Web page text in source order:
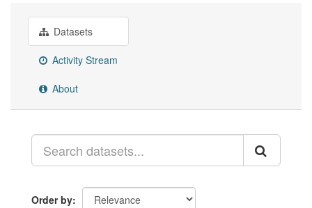
Datasets
Activity Stream
About
Order by